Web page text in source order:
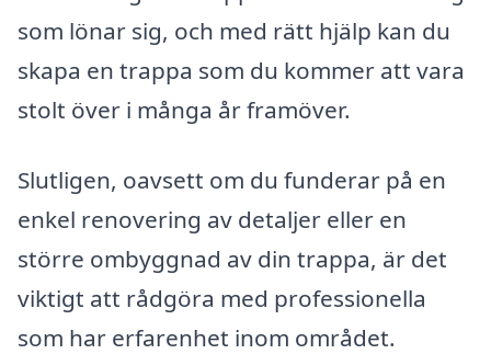
som lönar sig, och med rätt hjälp kan du
skapa en trappa som du kommer att vara
stolt över i många år framöver.
Slutligen, oavsett om du funderar på en
enkel renovering av detaljer eller en
större ombyggnad av din trappa, är det
viktigt att rådgöra med professionella
som har erfarenhet inom området.